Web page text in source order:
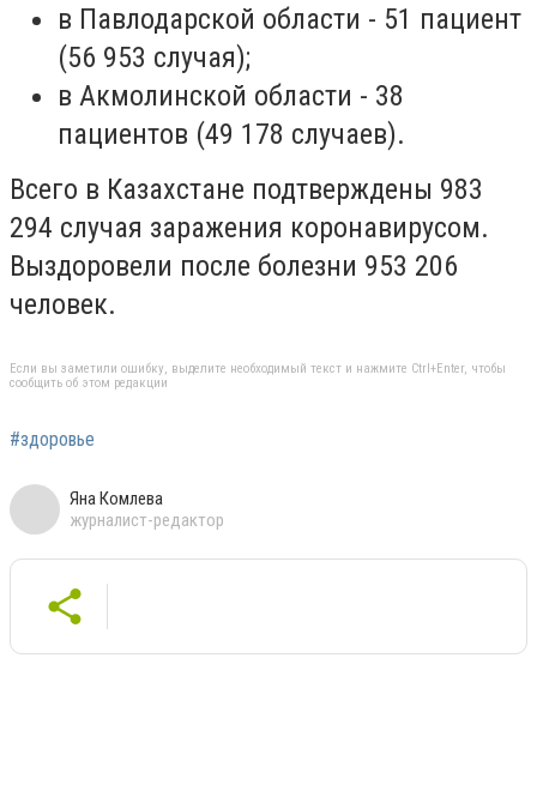
в Павлодарской области - 51 пациент
(56 953 случая);
в Акмолинской области - 38
пациентов (49 178 случаев).
Всего в Казахстане подтверждены 983
294 случая заражения коронавирусом.
Выздоровели после болезни 953 206
человек.
Если вы заметили ошибку, выделите необходимый текст и нажмите Ctrl+Enter, чтобы
сообщить об этом редакции
#здоровье
Яна Комлева
журналист-редактор